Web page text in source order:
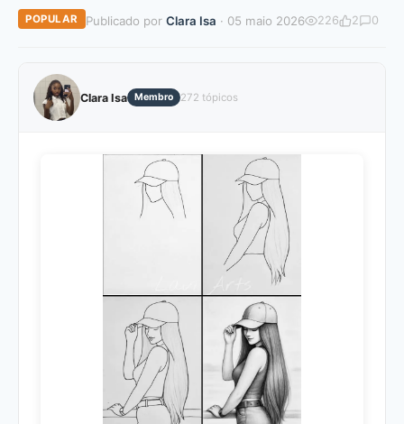
POPULAR Publicado por Clara Isa · 05 maio 2026 226 2 0
Clara Isa Membro 272 tópicos